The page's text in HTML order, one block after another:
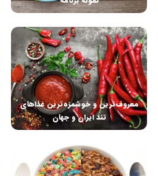
معروف‌ترین و خوشمزه‌ترین غذاهای
تند ایران و جهان